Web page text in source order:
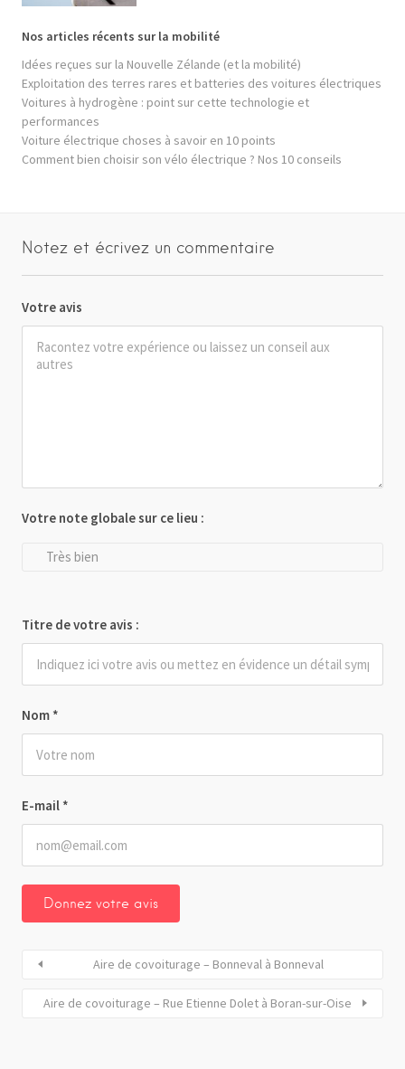
Nos articles récents sur la mobilité
Idées reçues sur la Nouvelle Zélande (et la mobilité)
Exploitation des terres rares et batteries des voitures électriques
Voitures à hydrogène : point sur cette technologie et
performances
Voiture électrique choses à savoir en 10 points
Comment bien choisir son vélo électrique ? Nos 10 conseils
Notez et écrivez un commentaire
Votre avis
Nom *
E-mail *
Votre note globale sur ce lieu :
Très bien
Titre de votre avis :
Aire de covoiturage – Bonneval à Bonneval
Aire de covoiturage – Rue Etienne Dolet à Boran-sur-Oise